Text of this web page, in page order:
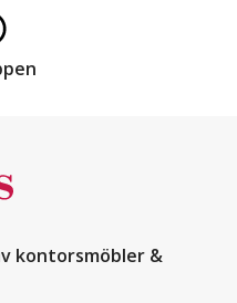
kontorsmöbler &